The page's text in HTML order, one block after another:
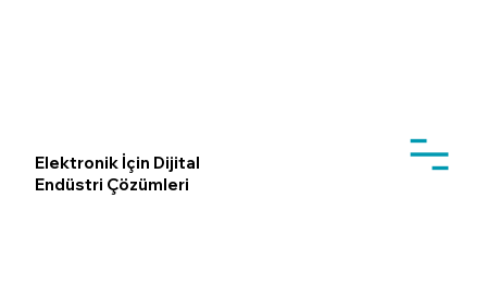
Elektronik İçin Dijital
Endüstri Çözümleri